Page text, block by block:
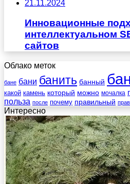
21.11.2024
Инновационные
интеллектуальном
сайтов
Облако меток
бане бани банить банный
какой камень который можно мочалка
польза после почему правильный
Интересно